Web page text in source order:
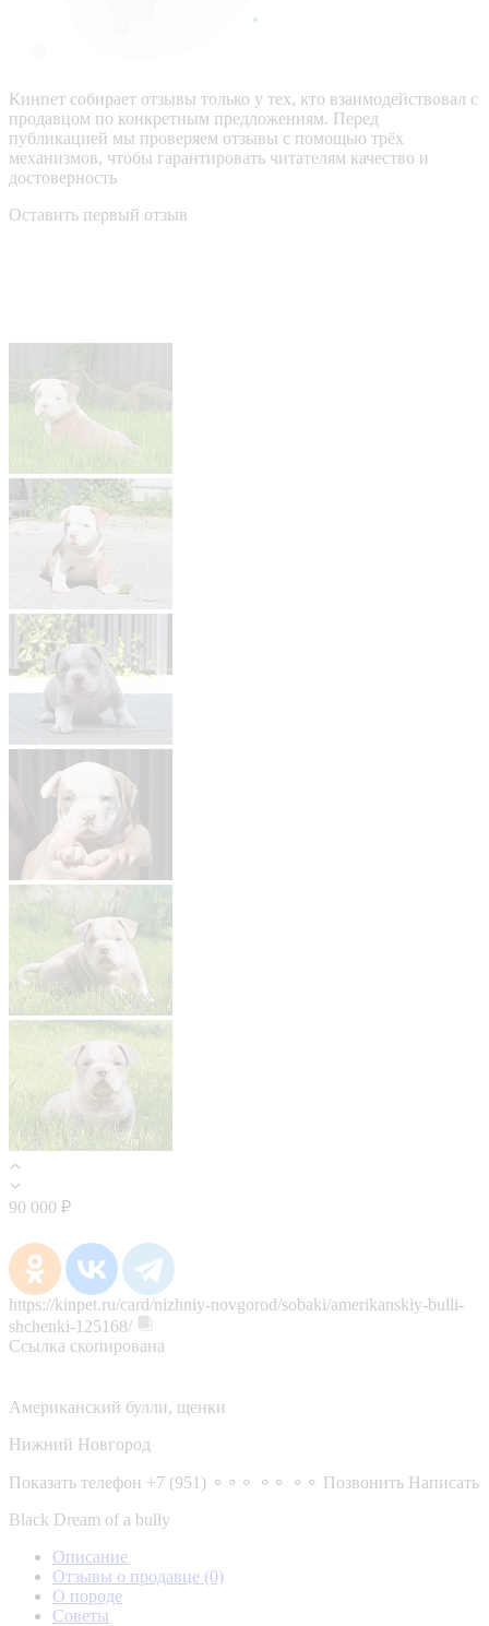
Кинпет собирает отзывы только у тех, кто взаимодействовал с
продавцом по конкретным предложениям. Перед
публикацией мы проверяем отзывы с помощью трёх
механизмов, чтобы гарантировать читателям качество и
достоверность
Оставить первый отзыв
90 000 ₽
https://kinpet.ru/card/nizhniy-novgorod/sobaki/amerikanskiy-bulli-
shchenki-125168/
Ссылка скопирована
Американский булли, щенки
Нижний Новгород
Показать телефон +7 (951) ⚬⚬⚬ ⚬⚬ ⚬⚬ Позвонить Написать
Black Dream of a bully
Описание
Отзывы о продавце (0)
О породе
Советы